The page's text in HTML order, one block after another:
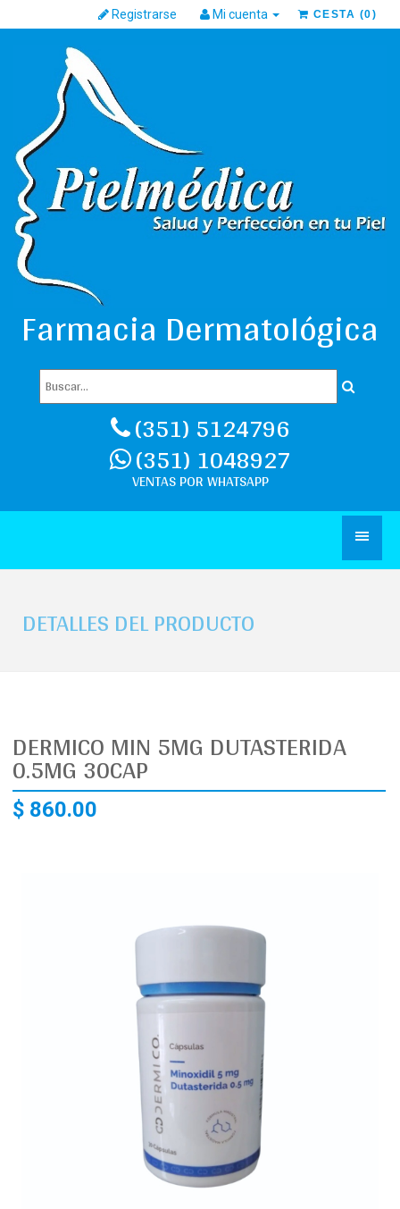
CESTA (0)
Registrarse Mi cuenta
Farmacia Dermatológica
(351) 5124796
(351) 1048927
DETALLES DEL PRODUCTO
DERMICO MIN 5MG DUTASTERIDA
0.5MG 30CAP
$ 860.00